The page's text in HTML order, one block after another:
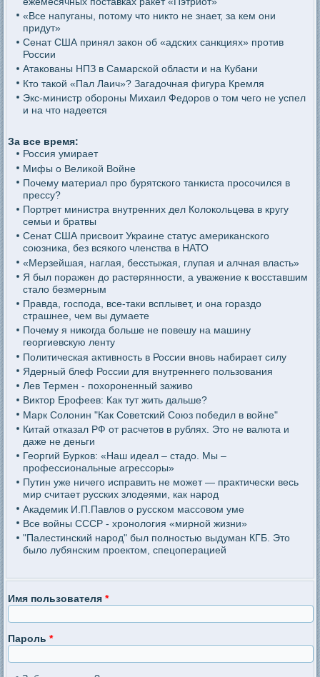
«Все напуганы, потому что никто не знает, за кем они
придут»
Сенат США принял закон об «адских санкциях» против
России
Атакованы НПЗ в Самарской области и на Кубани
Кто такой «Пал Лаич»? Загадочная фигура Кремля
Экс-министр обороны Михаил Федоров о том чего не успел
и на что надеется
За все время:
Россия умирает
Мифы о Великой Войне
Почему материал про бурятского танкиста просочился в
прессу?
Портрет министра внутренних дел Колокольцева в кругу
семьи и братвы
Сенат США присвоит Украине статус американского
союзника, без всякого членства в НАТО
«Мерзейшая, наглая, бесстыжая, глупая и алчная власть»
Я был поражен до растерянности, а уважение к восставшим
стало безмерным
Правда, господа, все-таки всплывет, и она гораздо
страшнее, чем вы думаете
Почему я никогда больше не повешу на машину
георгиевскую ленту
Политическая активность в России вновь набирает силу
Ядерный блеф России для внутреннего пользования
Лев Термен - похороненный заживо
Виктор Ерофеев: Как тут жить дальше?
Марк Солонин "Как Советский Союз победил в войне"
Китай отказал РФ от расчетов в рублях. Это не валюта и
даже не деньги
Георгий Бурков: «Наш идеал – стадо. Мы –
профессиональные агрессоры»
Путин уже ничего исправить не может — практически весь
мир считает русских злодеями, как народ
Академик И.П.Павлов о русском массовом уме
Все войны СССР - хронология «мирной жизни»
"Палестинский народ" был полностью выдуман КГБ. Это
было лубянским проектом, спецоперацией
Имя пользователя*
Пароль*